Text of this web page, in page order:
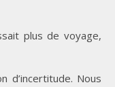
plus de voyage,
d’incertitude. Nous